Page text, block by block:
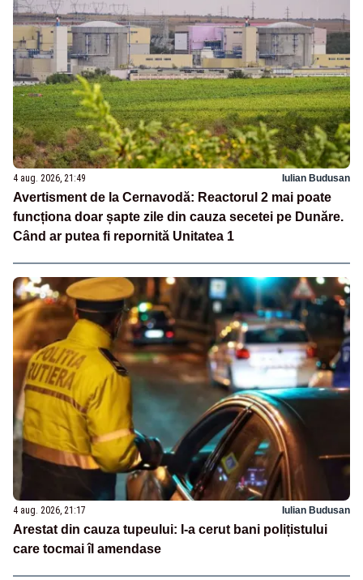
4 aug. 2026, 21:49 Iulian Budusan
Avertisment de la Cernavodă: Reactorul 2 mai poate
funcționa doar șapte zile din cauza secetei pe Dunăre.
Când ar putea fi repornită Unitatea 1
4 aug. 2026, 21:17 Iulian Budusan
Arestat din cauza tupeului: I-a cerut bani polițistului
care tocmai îl amendase